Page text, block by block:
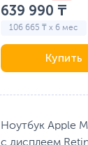
639 990 ₸
106 665 ₸ x 6 мес
Купить
Ноутбук Apple
с дисплеем